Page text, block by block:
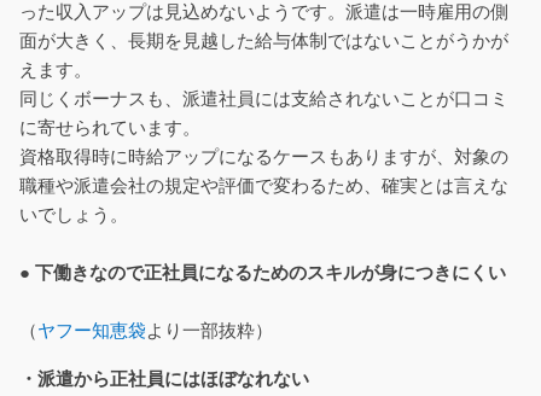
った収入アップは見込めないようです。派遣は一時雇用の側
面が大きく、長期を見越した給与体制ではないことがうかが
えます。
同じくボーナスも、派遣社員には支給されないことが口コミ
に寄せられています。
資格取得時に時給アップになるケースもありますが、対象の
職種や派遣会社の規定や評価で変わるため、確実とは言えな
いでしょう。
● 下働きなので正社員になるためのスキルが身につきにくい
（ヤフー知恵袋より一部抜粋）
・派遣から正社員にはほぼなれない